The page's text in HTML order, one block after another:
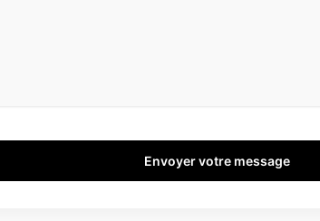
Envoyer votre message